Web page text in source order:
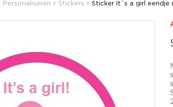
Personaliseren Stickers Sticker It´s a girl eendje